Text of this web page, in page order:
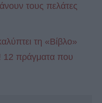
τους πελάτες
τη «Βίβλο»
12 πράγματα που